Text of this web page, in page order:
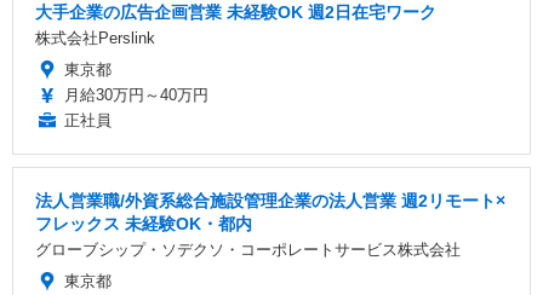
大手企業の広告企画営業 未経験OK 週2日在宅ワーク
株式会社Perslink
東京都
月給30万円～40万円
正社員
法人営業職/外資系総合施設管理企業の法人営業 週2リモート×
フレックス 未経験OK・都内
グローブシップ・ソデクソ・コーポレートサービス株式会社
東京都